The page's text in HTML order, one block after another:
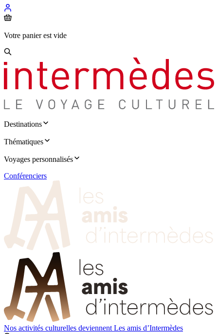
Votre panier est vide
Destinations
Thématiques
Voyages personnalisés
Conférenciers
Nos activités culturelles deviennent Les amis d’Intermèdes